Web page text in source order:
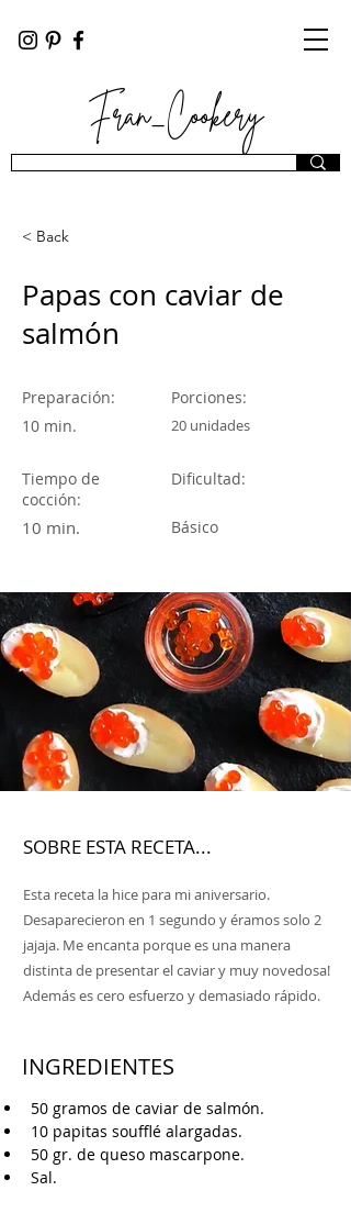
Fran_Cookery
< Back
Papas con caviar de
salmón
Preparación:
10 min.
Tiempo de
cocción:
10 min.
Porciones:
20 unidades
Dificultad:
Básico
SOBRE ESTA RECETA...
Esta receta la hice para mi aniversario.
Desaparecieron en 1 segundo y éramos solo 2
jajaja. Me encanta porque es una manera
distinta de presentar el caviar y muy novedosa!
Además es cero esfuerzo y demasiado rápido.
INGREDIENTES
50 gramos de caviar de salmón.
10 papitas soufflé alargadas.
50 gr. de queso mascarpone.
Sal.